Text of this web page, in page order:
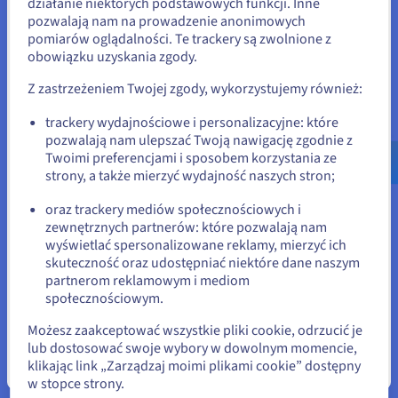
Twoim sprzętem, a nie z jego użyciem. Możesz wdrażać tyle
aplikacji, ile pozwalają zasoby Twojego serwera, bez
ponoszenia opłat za projekt. W miarę jak Twoje potrzeby
rosną, OVHcloud ułatwia aktualizację konfiguracji VPS,
zapewniając przewidywalną i efektywną ścieżkę do
Bezproblemowa integracja z Gitem i
automatyzacja
Bitbucket, aby umożliwić automatyczne wdrożenia
wyzwalane przez przesyłanie kodu. Hosting tego przepływu
pracy na VPS zapewnia, że Twój pipeline wdrożeniowy jest
zawsze dostępny i nie podlega ograniczeniom prędkości ani
ograniczeniom dostępności platform zewnętrznych.
Webhooki działają niezawodnie, kolejki budowy przetwarzają
interwencji ręcznej.
Stany Zjednoczone
Jeśli chcesz złożyć zamówienie w Stany Zjednoczone, wyszukaj
Go to Stany Zjednoczone website
us.ovhcloud.com/
Angielski USD - $
lub
Pozostań na bieżącej stronie
Wybierz inną stronę
Zamknij
pozwalają nam na prowadzenie anonimowych
pomiarów oglądalności. Te trackery są zwolnione z
obowiązku uzyskania zgody.
Z zastrzeżeniem Twojej zgody, wykorzystujemy również:
trackery wydajnościowe i personalizacyjne: które
pozwalają nam ulepszać Twoją nawigację zgodnie z
Twoimi preferencjami i sposobem korzystania ze
strony, a także mierzyć wydajność naszych stron;
oraz trackery mediów społecznościowych i
zewnętrznych partnerów: które pozwalają nam
wyświetlać spersonalizowane reklamy, mierzyć ich
skuteczność oraz udostępniać niektóre dane naszym
partnerom reklamowym i mediom
społecznościowym.
Możesz zaakceptować wszystkie pliki cookie, odrzucić je
lub dostosować swoje wybory w dowolnym momencie,
klikając link „Zarządzaj moimi plikami cookie” dostępny
w stopce strony.